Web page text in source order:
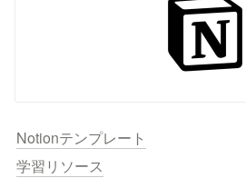
Notionテンプレート
学習リソース